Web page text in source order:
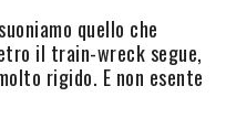
quello che
il train-wreck segue,
rigido. E non esente